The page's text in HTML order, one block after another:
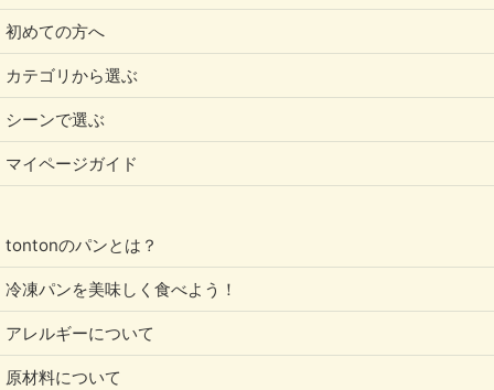
初めての方へ
カテゴリから選ぶ
シーンで選ぶ
マイページガイド
tontonのパンとは？
冷凍パンを美味しく食べよう！
アレルギーについて
原材料について